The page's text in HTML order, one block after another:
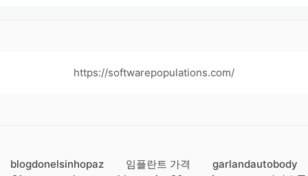
https://softwarepopulations.com/
blogdonelsinhopaz 임플란트 가격
garlandautobody